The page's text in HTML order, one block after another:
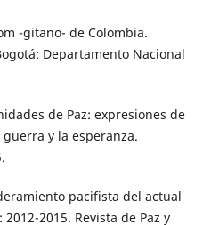
-gitano- de Colombia.
Departamento Nacional
de Paz: expresiones de
y la esperanza.
pacifista del actual
2015. Revista de Paz y